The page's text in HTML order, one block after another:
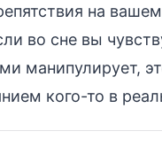
на
во сне вы
манипулирует,
кого-то в